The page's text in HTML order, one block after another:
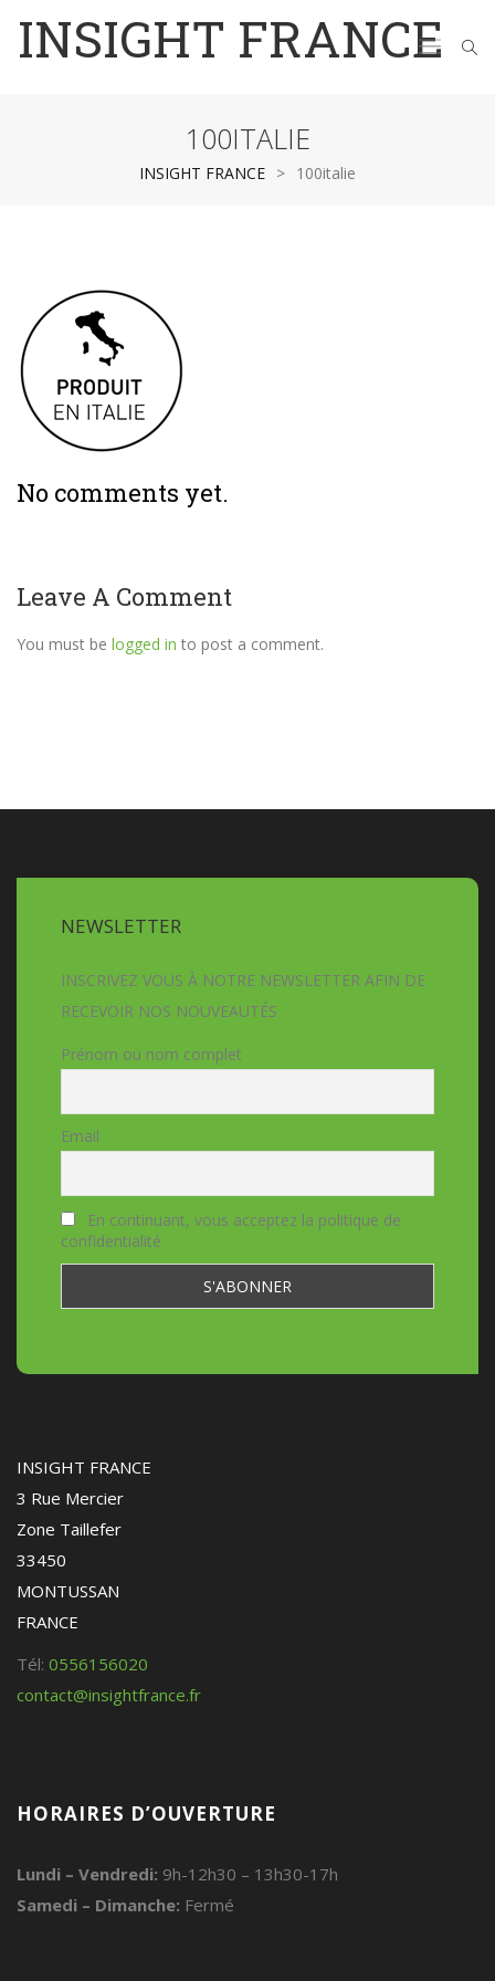
INSIGHT FRANCE
100ITALIE
INSIGHT FRANCE > 100italie
No comments yet.
Leave A Comment
You must be logged in to post a comment.
NEWSLETTER
INSCRIVEZ VOUS À NOTRE NEWSLETTER AFIN DE
RECEVOIR NOS NOUVEAUTÉS
Prénom ou nom complet
Email
En continuant, vous acceptez la politique de
confidentialité
INSIGHT FRANCE
3 Rue Mercier
Zone Taillefer
33450
MONTUSSAN
FRANCE
Tél: 0556156020
contact@insightfrance.fr
HORAIRES D’OUVERTURE
Lundi – Vendredi: 9h-12h30 – 13h30-17h
Samedi – Dimanche: Fermé